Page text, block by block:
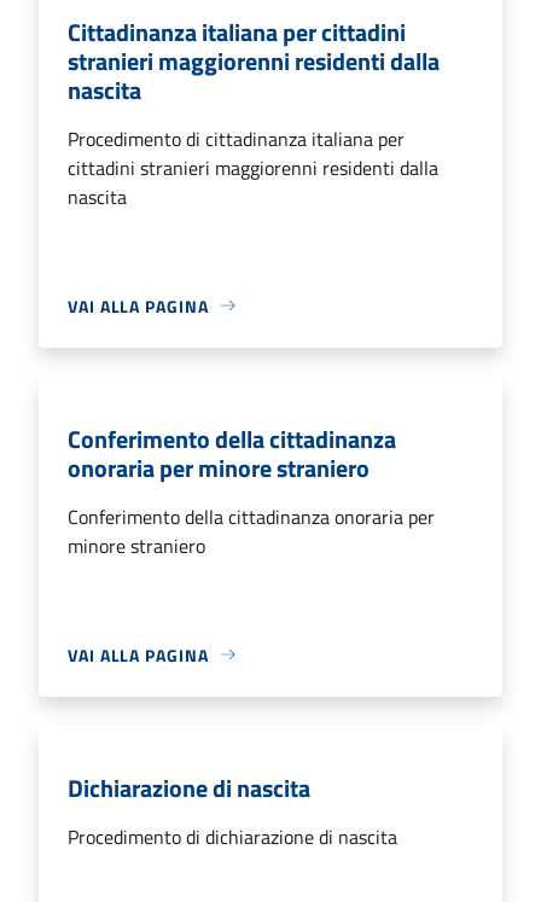
Cittadinanza italiana per cittadini
stranieri maggiorenni residenti dalla
nascita
Procedimento di cittadinanza italiana per
cittadini stranieri maggiorenni residenti dalla
nascita
VAI ALLA PAGINA
Conferimento della cittadinanza
onoraria per minore straniero
Conferimento della cittadinanza onoraria per
minore straniero
VAI ALLA PAGINA
Dichiarazione di nascita
Procedimento di dichiarazione di nascita